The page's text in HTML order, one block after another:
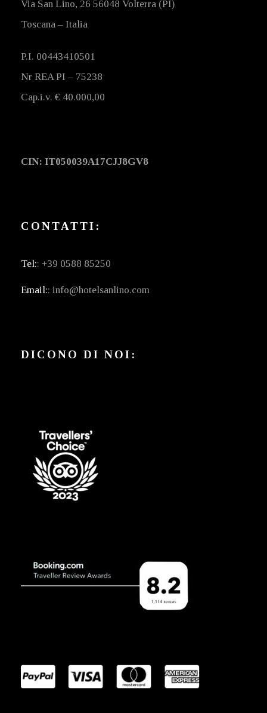
Via San Lino, 26 56048 Volterra (PI)
Toscana – Italia
P.I. 00443410501
Nr REA PI – 75238
Cap.i.v. € 40.000,00
CIN: IT050039A17CJJ8GV8
CONTATTI:
Tel:: +39 0588 85250
Email:: info@hotelsanlino.com
DICONO DI NOI: